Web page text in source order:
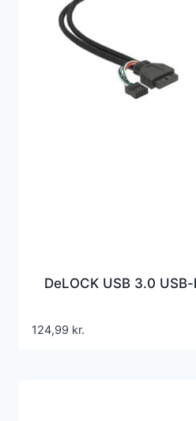
DeLOCK USB 3.0
124,99 kr.